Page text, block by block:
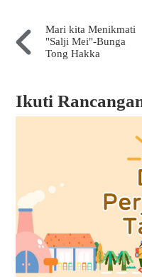
Mari kita Menikmati
"Salji Mei"-Bunga
Tong Hakka
Ikuti